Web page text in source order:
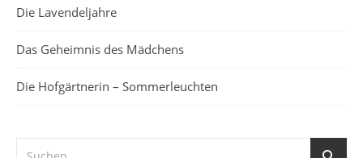
Die Lavendeljahre
Das Geheimnis des Mädchens
Die Hofgärtnerin – Sommerleuchten